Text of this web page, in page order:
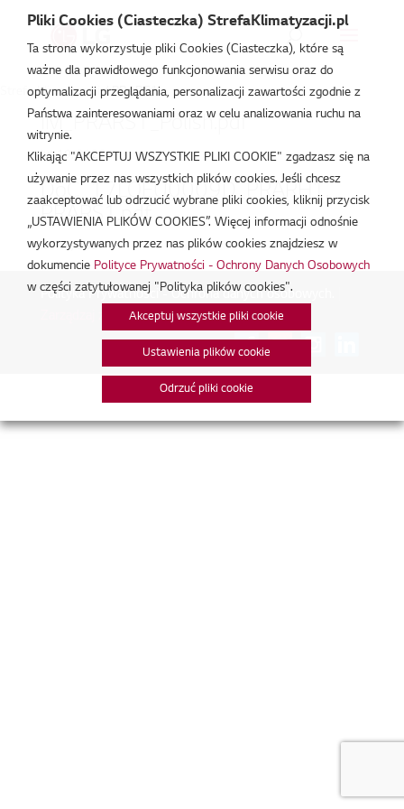
Strefa Klimatyzacji /PRARS1
IM_PRARS1_Polish.pdf
lut 19, 2026
DoC_17LQEU0009D_PRARH1,
PRARS1.pdf
lut 18, 2026
Polityka Prywatności - Ochrona danych osobowych.
Zarządzaj zgodami na pliki cookie
Połącz:
Pliki Cookies (Ciasteczka) StrefaKlimatyzacji.pl
Ta strona wykorzystuje pliki Cookies (Ciasteczka), które są
ważne dla prawidłowego funkcjonowania serwisu oraz do
optymalizacji przeglądania, personalizacji zawartości zgodnie z
Państwa zainteresowaniami oraz w celu analizowania ruchu na
witrynie.
Klikając "AKCEPTUJ WSZYSTKIE PLIKI COOKIE" zgadzasz się na
używanie przez nas wszystkich plików cookies. Jeśli chcesz
zaakceptować lub odrzucić wybrane pliki cookies, kliknij przycisk
„USTAWIENIA PLIKÓW COOKIES”. Więcej informacji odnośnie
wykorzystywanych przez nas plików cookies znajdziesz w
dokumencie Polityce Prywatności - Ochrony Danych Osobowych
w części zatytułowanej "Polityka plików cookies".
Akceptuj wszystkie pliki cookie
Ustawienia plików cookie
Odrzuć pliki cookie